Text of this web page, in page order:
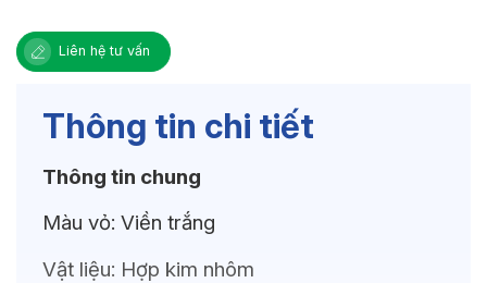
Liên hệ tư vấn
Thông tin chi tiết
Thông tin chung
Màu vỏ: Viền trắng
Vật liệu: Hợp kim nhôm